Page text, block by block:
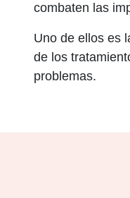
combaten las
Uno de ellos es
de los
problemas.